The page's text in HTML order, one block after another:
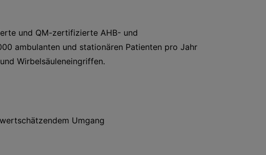
und QM-zertifizierte AHB- und
ambulanten und stationären Patienten pro Jahr
Wirbelsäuleneingriffen.
Umgang